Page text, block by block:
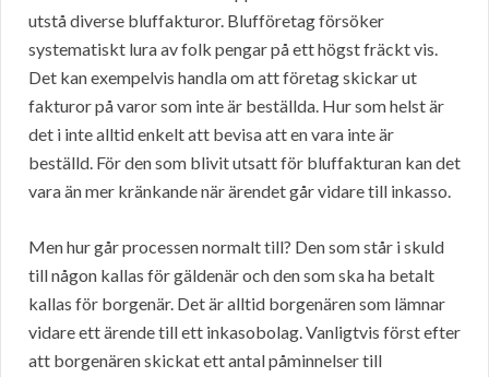
utstå diverse bluffakturor. Blufföretag försöker
systematiskt lura av folk pengar på ett högst fräckt vis.
Det kan exempelvis handla om att företag skickar ut
fakturor på varor som inte är beställda. Hur som helst är
det i inte alltid enkelt att bevisa att en vara inte är
beställd. För den som blivit utsatt för bluffakturan kan det
vara än mer kränkande när ärendet går vidare till inkasso.
Men hur går processen normalt till? Den som står i skuld
till någon kallas för gäldenär och den som ska ha betalt
kallas för borgenär. Det är alltid borgenären som lämnar
vidare ett ärende till ett inkasobolag. Vanligtvis först efter
att borgenären skickat ett antal påminnelser till